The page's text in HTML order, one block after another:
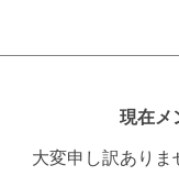
現在メ
大変申し訳あり